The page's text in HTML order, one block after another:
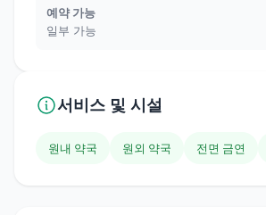
예약 가능
일부 가능
서비스 및 시설
원내 약국 원외 약국 전면 금연